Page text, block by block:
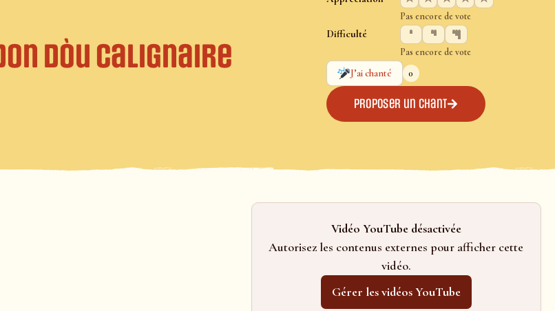
dòu Calignaire
Pas encore de vote
Difficulté
Pas encore de vote
J’ai chanté
0
Proposer un chant
Vidéo YouTube désactivée
Autorisez les contenus externes pour afficher cette
vidéo.
Gérer les vidéos YouTube